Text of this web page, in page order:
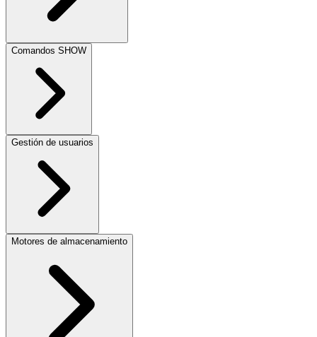
Comandos SHOW
Gestión de usuarios
Motores de almacenamiento